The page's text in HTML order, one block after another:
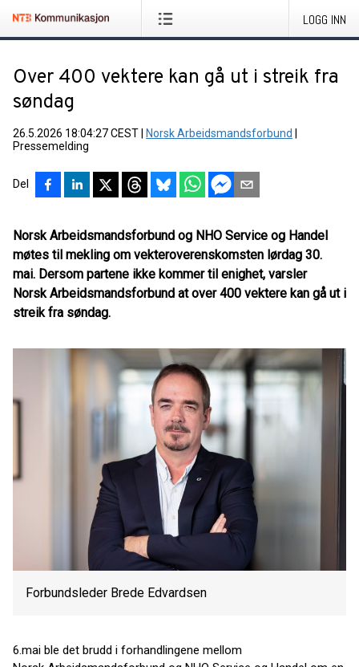
LOGG INN
Over 400 vektere kan gå ut i streik fra
søndag
26.5.2026 18:04:27 CEST Norsk Arbeidsmandsforbund
Pressemelding
Del
Norsk Arbeidsmandsforbund og NHO Service og Handel
møtes til mekling om vekteroverenskomsten lørdag 30.
mai. Dersom partene ikke kommer til enighet, varsler
Norsk Arbeidsmandsforbund at over 400 vektere kan gå ut i
streik fra søndag.
Forbundsleder Brede Edvardsen
6.mai ble det brudd i forhandlingene mellom